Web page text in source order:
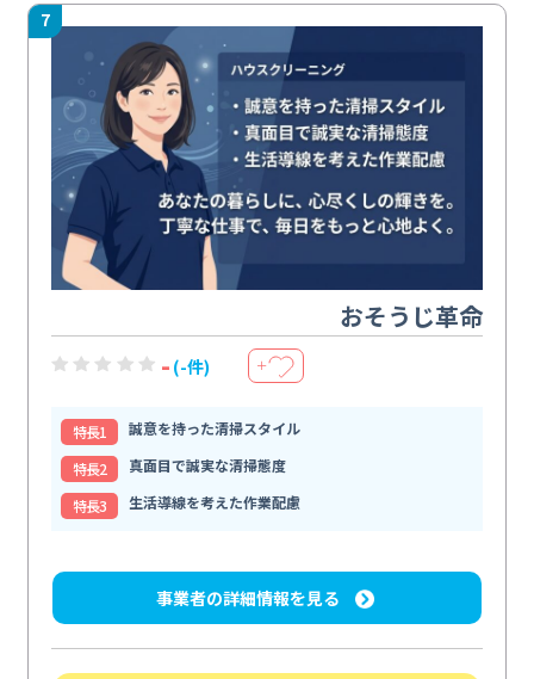
7
おそうじ革命
- (-件) ＋
特⻑1
誠意を持った清掃スタイル
特⻑2
真面目で誠実な清掃態度
特⻑3
生活導線を考えた作業配慮
事業者の詳細情報を見る